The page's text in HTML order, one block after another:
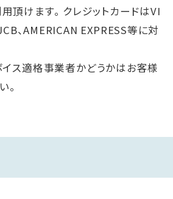
頂けます。 クレジットカードはVI
、AMERICAN EXPRESS等に対
ス適格事業者かどうかはお客様
。